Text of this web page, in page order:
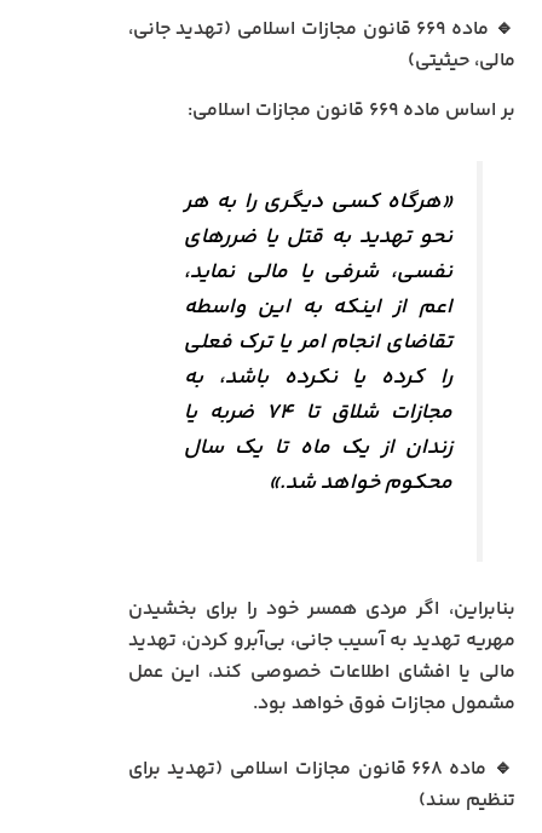
🔹 ماده ۶۶۹ قانون مجازات اسلامی (تهدید جانی،
مالی، حیثیتی)
بر اساس ماده ۶۶۹ قانون مجازات اسلامی:
«هرگاه کسی دیگری را به هر
نحو تهدید به قتل یا ضررهای
نفسی، شرفی یا مالی نماید،
اعم از اینکه به این واسطه
تقاضای انجام امر یا ترک فعلی
را کرده یا نکرده باشد، به
مجازات شلاق تا ۷۴ ضربه یا
زندان از یک ماه تا یک سال
محکوم خواهد شد.»
بنابراین، اگر مردی همسر خود را برای بخشیدن
مهریه تهدید به آسیب جانی، بی‌آبرو کردن، تهدید
مالی یا افشای اطلاعات خصوصی کند، این عمل
مشمول مجازات فوق خواهد بود.
🔹 ماده ۶۶۸ قانون مجازات اسلامی (تهدید برای
تنظیم سند)